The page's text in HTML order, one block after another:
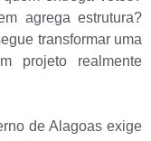
agrega estrutura?
transformar uma
projeto realmente
de Alagoas exige